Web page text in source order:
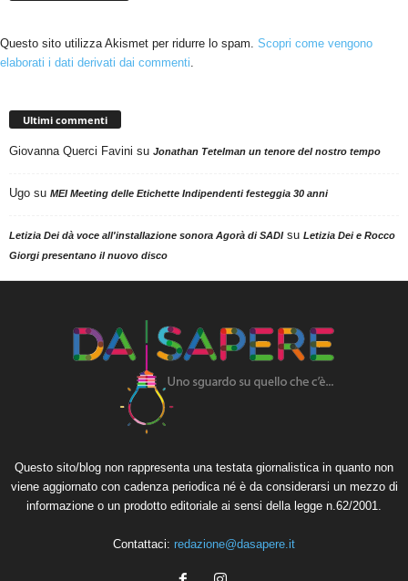
Questo sito utilizza Akismet per ridurre lo spam. Scopri come vengono
elaborati i dati derivati dai commenti.
Ultimi commenti
Giovanna Querci Favini su Jonathan Tetelman un tenore del nostro tempo
Ugo su MEI Meeting delle Etichette Indipendenti festeggia 30 anni
Letizia Dei dà voce all'installazione sonora Agorà di SADIsu Letizia Dei e Rocco
Giorgi presentano il nuovo disco
Questo sito/blog non rappresenta una testata giornalistica in quanto non
viene aggiornato con cadenza periodica né è da considerarsi un mezzo di
informazione o un prodotto editoriale ai sensi della legge n.62/2001.
Contattaci: redazione@dasapere.it